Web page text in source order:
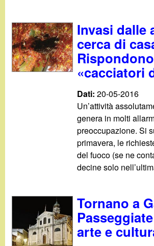
Invasi dalle
cerca di
«cacciatori
Dati:20-05-2016
Un’attività
genera in molti
preoccupazione. Si
primavera, le
del fuoco (se ne
decine solo
Tornano a
arte e